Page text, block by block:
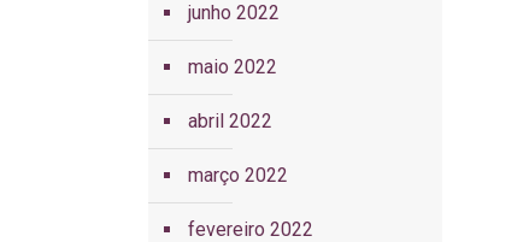
junho 2022
maio 2022
abril 2022
março 2022
fevereiro 2022